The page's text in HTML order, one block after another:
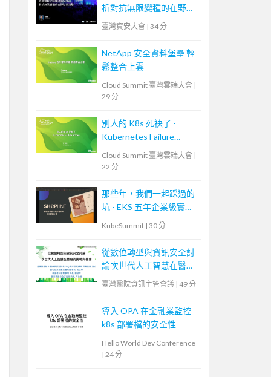
析對抗無限變種的在野勒
索攻擊
臺灣資安大會 | 34 分
NetApp 安全資料堡壘 輕
鬆整合上雲
Cloud Summit 臺灣雲端大會 |
29 分
別人的 K8s 死袂了 -
Kubernetes Failure
Cloud Summit 臺灣雲端大會 |
22 分
那些年，我們一起踩過的
坑 - EKS 五年企業級實戰
KubeSummit | 30 分
從數位轉型與資訊安全討
論次世代人工智慧在醫療
的挑戰與機會
臺灣醫院資訊主管會議 | 49 分
導入 OPA 在金融業監控
k8s 部署檔的安全性
Hello World Dev Conference
| 24 分